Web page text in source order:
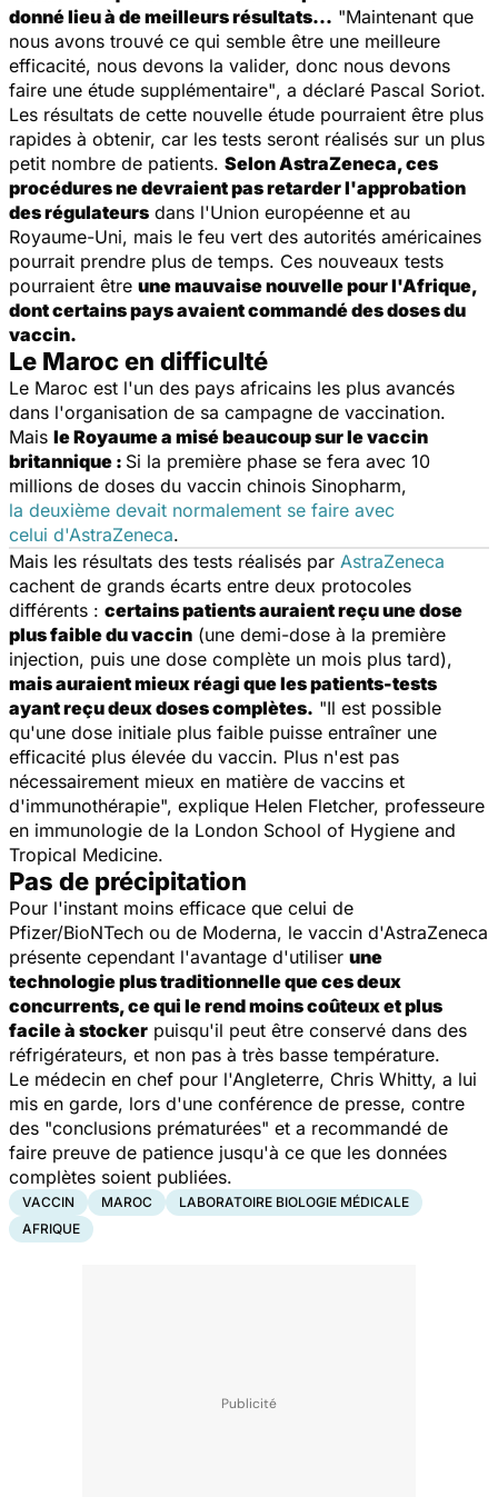
donné lieu à de meilleurs résultats... "Maintenant que
nous avons trouvé ce qui semble être une meilleure
efficacité, nous devons la valider, donc nous devons
faire une étude supplémentaire", a déclaré Pascal Soriot.
Les résultats de cette nouvelle étude pourraient être plus
rapides à obtenir, car les tests seront réalisés sur un plus
petit nombre de patients. Selon AstraZeneca, ces
procédures ne devraient pas retarder l'approbation
des régulateurs dans l'Union européenne et au
Royaume-Uni, mais le feu vert des autorités américaines
pourrait prendre plus de temps. Ces nouveaux tests
pourraient être une mauvaise nouvelle pour l'Afrique,
dont certains pays avaient commandé des doses du
vaccin.
Le Maroc en difficulté
Le Maroc est l'un des pays africains les plus avancés
dans l'organisation de sa campagne de vaccination.
Mais le Royaume a misé beaucoup sur le vaccin
britannique : Si la première phase se fera avec 10
millions de doses du vaccin chinois Sinopharm,
la deuxième devait normalement se faire avec
celui d'AstraZeneca.
Mais les résultats des tests réalisés par AstraZeneca
cachent de grands écarts entre deux protocoles
différents : certains patients auraient reçu une dose
plus faible du vaccin (une demi-dose à la première
injection, puis une dose complète un mois plus tard),
mais auraient mieux réagi que les patients-tests
ayant reçu deux doses complètes. "Il est possible
qu'une dose initiale plus faible puisse entraîner une
efficacité plus élevée du vaccin. Plus n'est pas
nécessairement mieux en matière de vaccins et
d'immunothérapie", explique Helen Fletcher, professeure
en immunologie de la London School of Hygiene and
Tropical Medicine.
Pas de précipitation
Pour l'instant moins efficace que celui de
Pfizer/BioNTech ou de Moderna, le vaccin d'AstraZeneca
présente cependant l'avantage d'utiliser une
technologie plus traditionnelle que ces deux
concurrents, ce qui le rend moins coûteux et plus
facile à stocker puisqu'il peut être conservé dans des
réfrigérateurs, et non pas à très basse température.
Le médecin en chef pour l'Angleterre, Chris Whitty, a lui
mis en garde, lors d'une conférence de presse, contre
des "conclusions prématurées" et a recommandé de
faire preuve de patience jusqu'à ce que les données
complètes soient publiées.
VACCIN MAROC
LABORATOIRE BIOLOGIE MÉDICALE
AFRIQUE